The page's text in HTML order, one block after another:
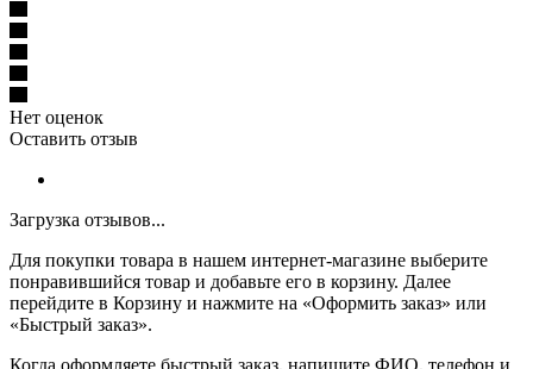
Нет оценок
Оставить отзыв
Загрузка отзывов...
Для покупки товара в нашем интернет-магазине выберите
понравившийся товар и добавьте его в корзину. Далее
перейдите в Корзину и нажмите на «Оформить заказ» или
«Быстрый заказ».
Когда оформляете быстрый заказ, напишите ФИО, телефон и